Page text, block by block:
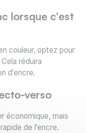
lorsque c'est
couleur, optez pour
réduira
d'encre.
verso
économique, mais
de l'encre.